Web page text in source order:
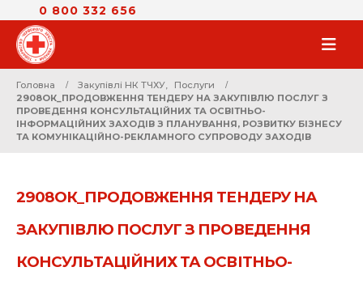
0 800 332 656
Головна Закупівлі НК ТЧХУ,
Послуги
2908ОК_ПРОДОВЖЕННЯ ТЕНДЕРУ НА ЗАКУПІВЛЮ ПОСЛУГ З
ПРОВЕДЕННЯ КОНСУЛЬТАЦІЙНИХ ТА ОСВІТНЬО-
ІНФОРМАЦІЙНИХ ЗАХОДІВ З ПЛАНУВАННЯ, РОЗВИТКУ БІЗНЕСУ
ТА КОМУНІКАЦІЙНО-РЕКЛАМНОГО СУПРОВОДУ ЗАХОДІВ
2908ОК_ПРОДОВЖЕННЯ ТЕНДЕРУ НА
ЗАКУПІВЛЮ ПОСЛУГ З ПРОВЕДЕННЯ
КОНСУЛЬТАЦІЙНИХ ТА ОСВІТНЬО-